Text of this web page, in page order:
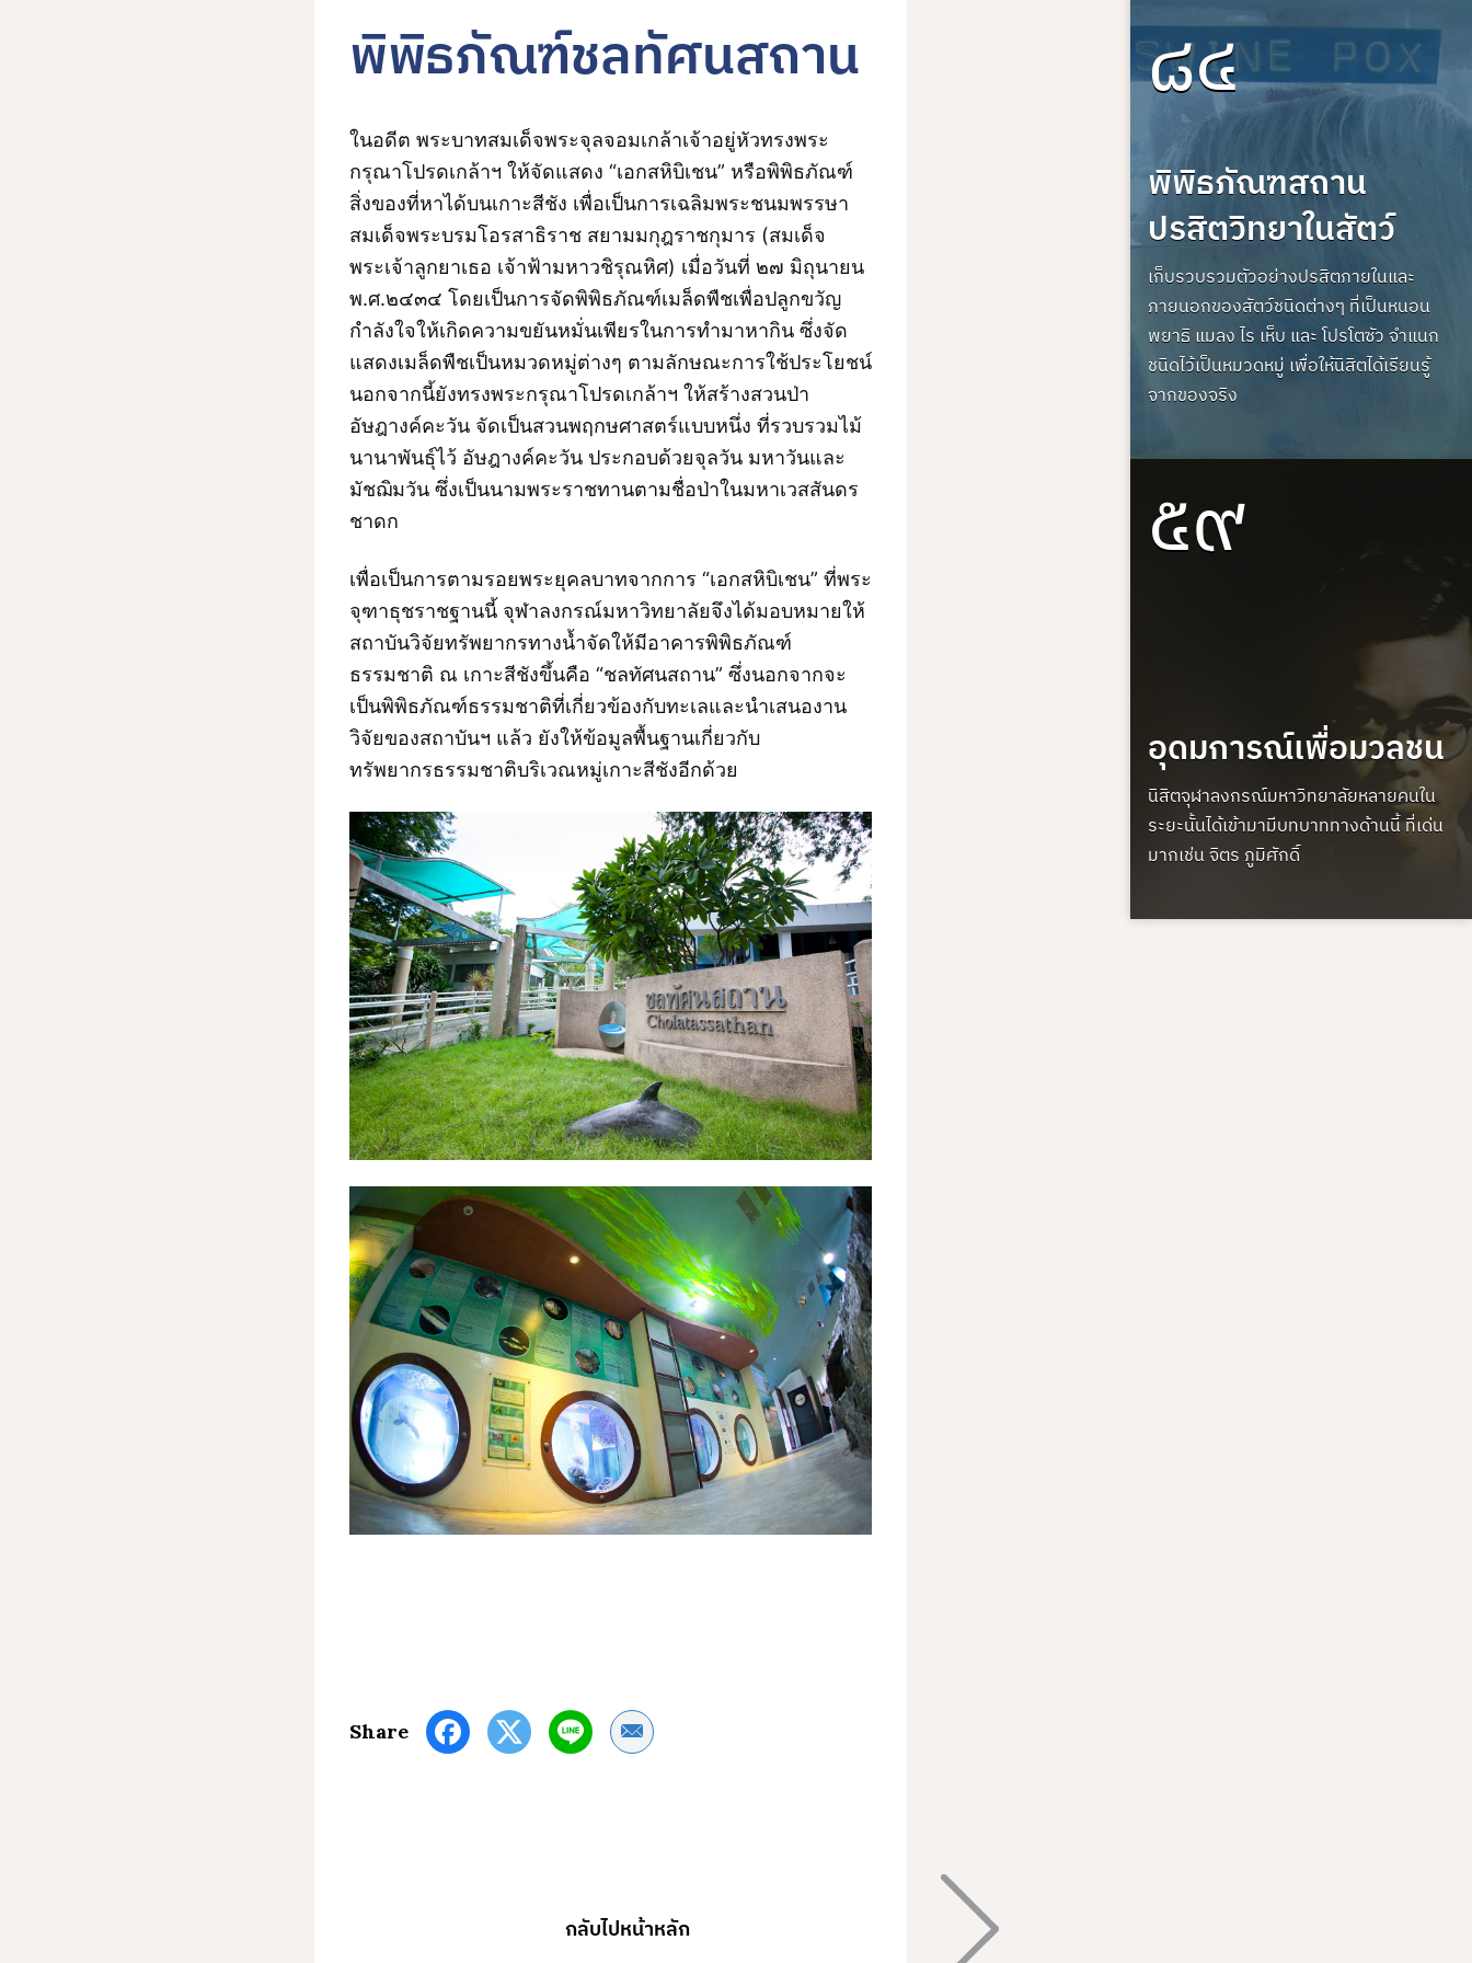
พิพิธภัณฑ์ชลทัศนสถาน
ในอดีต พระบาทสมเด็จพระจุลจอมเกล้าเจ้าอยู่หัวทรงพระ
กรุณาโปรดเกล้าฯ ให้จัดแสดง “เอกสหิบิเชน” หรือพิพิธภัณฑ์
สิ่งของที่หาได้บนเกาะสีชัง เพื่อเป็นการเฉลิมพระชนมพรรษา
สมเด็จพระบรมโอรสาธิราช สยามมกุฎราชกุมาร (สมเด็จ
พระเจ้าลูกยาเธอ เจ้าฟ้ามหาวชิรุณหิศ) เมื่อวันที่ ๒๗ มิถุนายน
พ.ศ.๒๔๓๔ โดยเป็นการจัดพิพิธภัณฑ์เมล็ดพืชเพื่อปลูกขวัญ
กำลังใจให้เกิดความขยันหมั่นเพียรในการทำมาหากิน ซึ่งจัด
แสดงเมล็ดพืชเป็นหมวดหมู่ต่างๆ ตามลักษณะการใช้ประโยชน์
นอกจากนี้ยังทรงพระกรุณาโปรดเกล้าฯ ให้สร้างสวนป่า
อัษฎางค์คะวัน จัดเป็นสวนพฤกษศาสตร์แบบหนึ่ง ที่รวบรวมไม้
นานาพันธุ์ไว้ อัษฎางค์คะวัน ประกอบด้วยจุลวัน มหาวันและ
มัชฌิมวัน ซึ่งเป็นนามพระราชทานตามชื่อป่าในมหาเวสสันดร
ชาดก
เพื่อเป็นการตามรอยพระยุคลบาทจากการ “เอกสหิบิเชน” ที่พระ
จุฑาธุชราชฐานนี้ จุฬาลงกรณ์มหาวิทยาลัยจึงได้มอบหมายให้
สถาบันวิจัยทรัพยากรทางน้ำจัดให้มีอาคารพิพิธภัณฑ์
ธรรมชาติ ณ เกาะสีชังขึ้นคือ “ชลทัศนสถาน” ซึ่งนอกจากจะ
เป็นพิพิธภัณฑ์ธรรมชาติที่เกี่ยวข้องกับทะเลและนำเสนองาน
วิจัยของสถาบันฯ แล้ว ยังให้ข้อมูลพื้นฐานเกี่ยวกับ
ทรัพยากรธรรมชาติบริเวณหมู่เกาะสีชังอีกด้วย
Share Share by Email
กลับไปหน้าหลัก
พิพิธภัณฑสถาน
ปรสิตวิทยาในสัตว์
เก็บรวบรวมตัวอย่างปรสิตภายในและ
ภายนอกของสัตว์ชนิดต่างๆ ที่เป็นหนอน
พยาธิ แมลง ไร เห็บ และ โปรโตซัว จำแนก
ชนิดไว้เป็นหมวดหมู่ เพื่อให้นิสิตได้เรียนรู้
จากของจริง
๘๔
อุดมการณ์เพื่อมวลชน
นิสิตจุฬาลงกรณ์มหาวิทยาลัยหลายคนใน
ระยะนั้นได้เข้ามามีบทบาททางด้านนี้ ที่เด่น
มากเช่น จิตร ภูมิศักดิ์
๕๙